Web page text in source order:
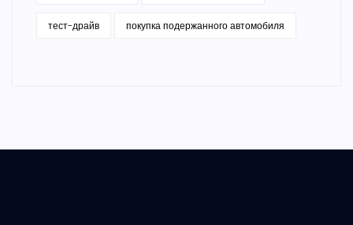
тест-драйв покупка подержанного автомобиля